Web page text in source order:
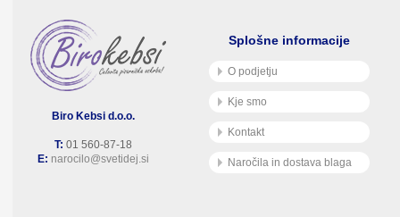
Biro Kebsi d.o.o.
T: 01 560-87-18
E: narocilo@svetidej.si
Splošne informacije
O podjetju
Kje smo
Kontakt
Naročila in dostava blaga